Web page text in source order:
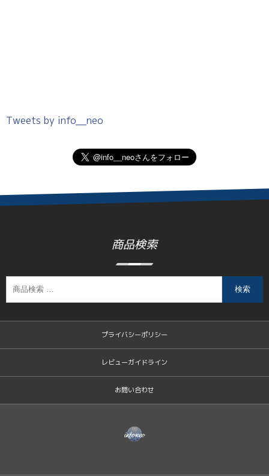
Tweets by info__neo
商品検索
検索
プライバシーポリシー
レビューガイドライン
お問い合わせ